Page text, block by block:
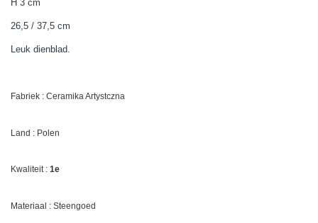
H 3 cm
26,5 / 37,5 cm
Leuk dienblad.
Fabriek : Ceramika Artystczna
Land : Polen
Kwaliteit : 1e
Materiaal : Steengoed